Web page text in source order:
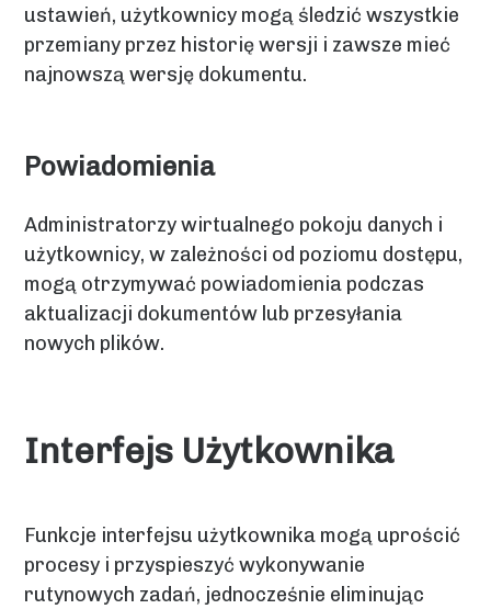
ustawień, użytkownicy mogą śledzić wszystkie
przemiany przez historię wersji i zawsze mieć
najnowszą wersję dokumentu.
Powiadomienia
Administratorzy wirtualnego pokoju danych i
użytkownicy, w zależności od poziomu dostępu,
mogą otrzymywać powiadomienia podczas
aktualizacji dokumentów lub przesyłania
nowych plików.
Interfejs Użytkownika
Funkcje interfejsu użytkownika mogą uprościć
procesy i przyspieszyć wykonywanie
rutynowych zadań, jednocześnie eliminując